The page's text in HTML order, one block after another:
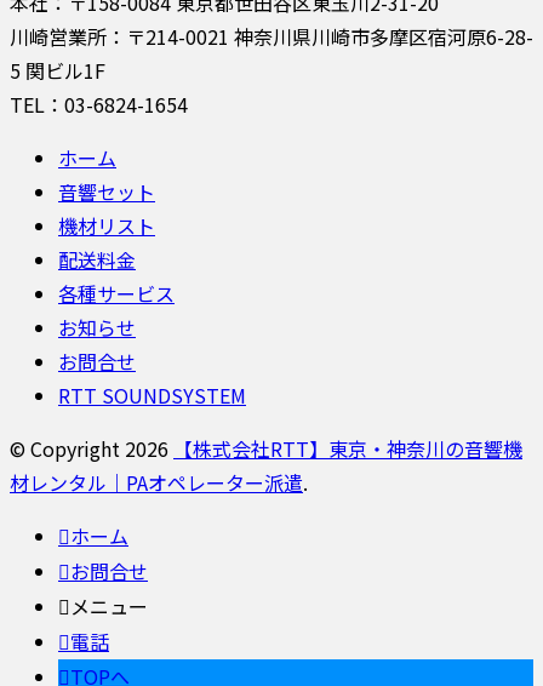
川崎営業所：〒214-0021 神奈川県川崎市多摩区宿河原6-28-
5 関ビル1F
TEL：03-6824-1654
ホーム
音響セット
機材リスト
配送料金
各種サービス
お知らせ
お問合せ
RTT SOUNDSYSTEM
© Copyright 2026 【株式会社RTT】東京・神奈川の音響機
材レンタル｜PAオペレーター派遣.
ホーム
お問合せ
メニュー
電話
TOPへ